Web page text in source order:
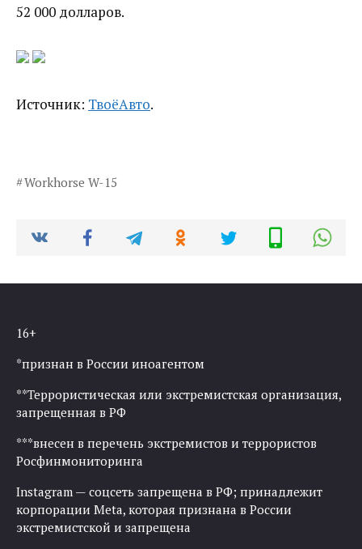
52 000 долларов.
Источник: ТвоёАвто.
Workhorse W-15
16+
*признан в России иноагентом
**Террористическая или экстремистская организация,
запрещенная в РФ
***внесен в перечень экстремистов и террористов
Росфинмониторинга
Instagram — соцсеть запрещена в РФ; принадлежит
корпорации Meta, которая признана в России
экстремистской и запрещена